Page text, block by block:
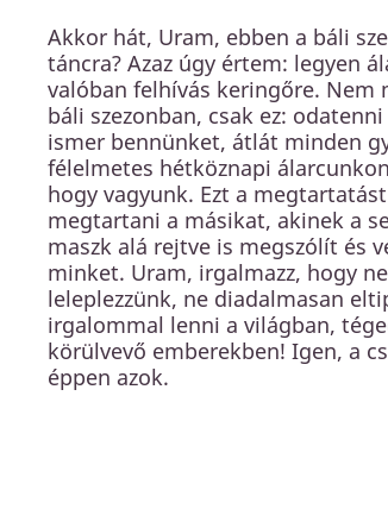
Akkor hát, Uram, ebben a báli
táncra? Azaz úgy értem: legyen
valóban felhívás keringőre. Nem
báli szezonban, csak ez:
ismer bennünket, átlát minden
félelmetes hétköznapi
hogy vagyunk. Ezt a
megtartani a másikat, akinek a
maszk alá rejtve is megszólít és
minket. Uram, irgalmazz, hogy
leleplezzünk, ne diadalmasan
irgalommal lenni a világban,
körülvevő emberekben! Igen, a
éppen azok.